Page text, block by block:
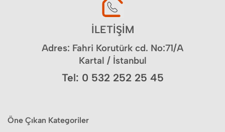
İLETİŞİM
Adres: Fahri Korutürk cd. No:71/A
Kartal / İstanbul
Tel: 0 532 252 25 45
Öne Çıkan Kategoriler